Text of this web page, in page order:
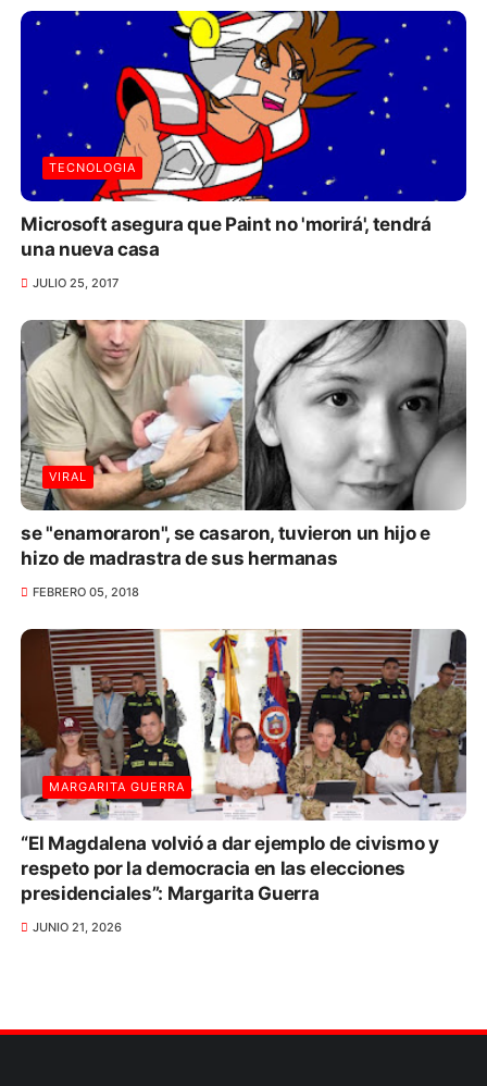
TECNOLOGIA
Microsoft asegura que Paint no 'morirá', tendrá
una nueva casa
JULIO 25, 2017
VIRAL
se "enamoraron", se casaron, tuvieron un hijo e
hizo de madrastra de sus hermanas
FEBRERO 05, 2018
MARGARITA GUERRA
“El Magdalena volvió a dar ejemplo de civismo y
respeto por la democracia en las elecciones
presidenciales”: Margarita Guerra
JUNIO 21, 2026